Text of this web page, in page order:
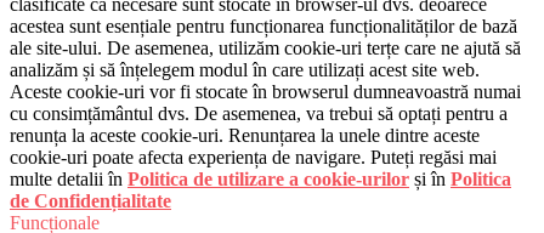
clasificate ca necesare sunt stocate în browser-ul dvs. deoarece
acestea sunt esențiale pentru funcționarea funcționalităților de bază
ale site-ului. De asemenea, utilizăm cookie-uri terțe care ne ajută să
analizăm și să înțelegem modul în care utilizați acest site web.
Aceste cookie-uri vor fi stocate în browserul dumneavoastră numai
cu consimțământul dvs. De asemenea, va trebui să optați pentru a
renunța la aceste cookie-uri. Renunțarea la unele dintre aceste
cookie-uri poate afecta experiența de navigare. Puteți regăsi mai
multe detalii în Politica de utilizare a cookie-urilor și în Politica
de Confidențialitate
Funcționale